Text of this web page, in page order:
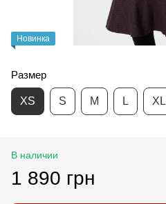
Новинка
Размер
XS S M L XL
В наличии
1 890 грн